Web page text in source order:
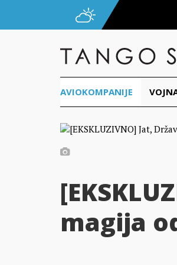
AVIOKOMPANIJE
magija